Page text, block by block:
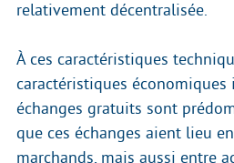
relativement décentralisée.
À ces caractéristiques
caractéristiques économiques
échanges gratuits sont
que ces échanges aient lieu
marchands, mais aussi entre